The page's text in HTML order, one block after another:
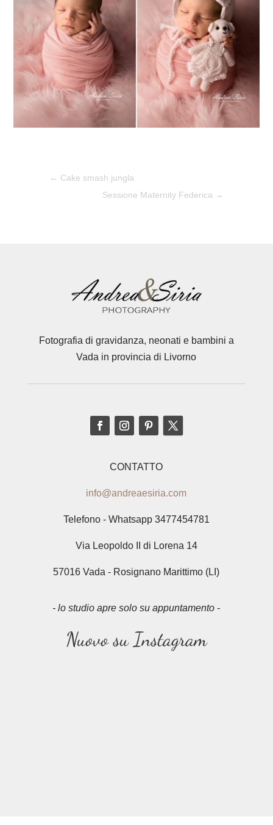
← Cake smash jungla
Sessione Maternity Federica →
Fotografia di gravidanza, neonati e bambini a
Vada in provincia di Livorno
CONTATTO
info@andreaesiria.com
Telefono - Whatsapp 3477454781
Via Leopoldo II di Lorena 14
57016 Vada - Rosignano Marittimo (LI)
- lo studio apre solo su appuntamento -
Nuovo su Instagram